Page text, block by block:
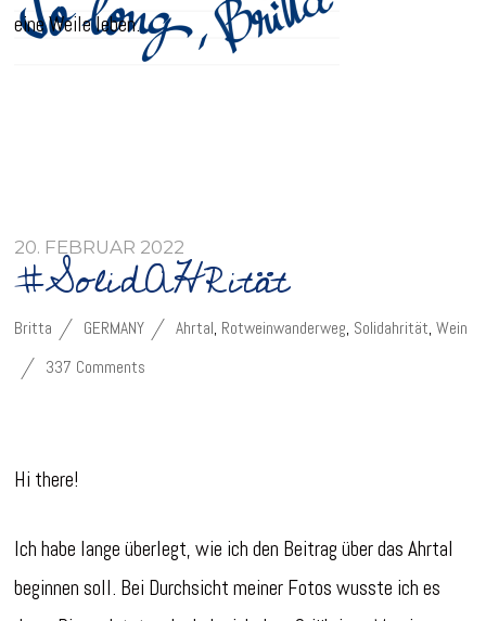
eine Weile leben.
20. FEBRUAR 2022
#SolidAHRität
Britta GERMANY Ahrtal, Rotweinwanderweg, Solidahrität,Wein
337 Comments
Hi there!
Ich habe lange überlegt, wie ich den Beitrag über das Ahrtal
beginnen soll. Bei Durchsicht meiner Fotos wusste ich es